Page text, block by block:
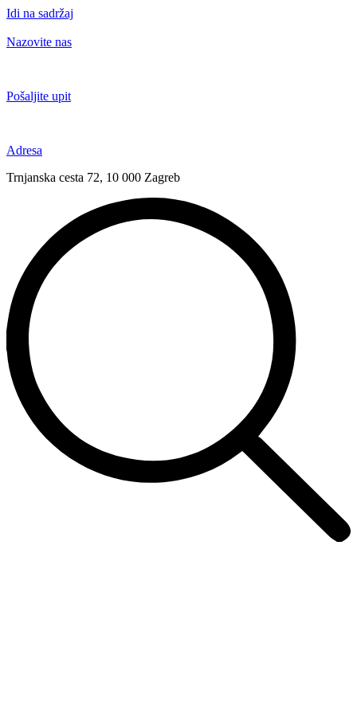
Idi na sadržaj
Nazovite nas
Pošaljite upit
Adresa
Trnjanska cesta 72, 10 000 Zagreb